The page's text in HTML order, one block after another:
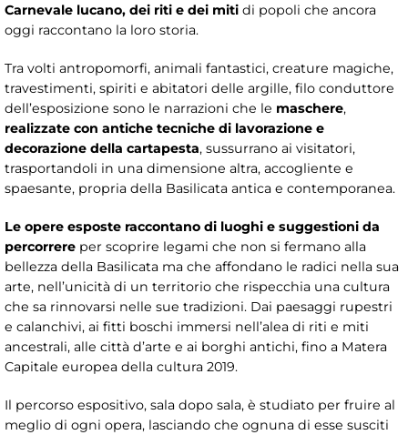
Carnevale lucano, dei riti e dei miti di popoli che ancora
oggi raccontano la loro storia.
Tra volti antropomorfi, animali fantastici, creature magiche,
travestimenti, spiriti e abitatori delle argille, filo conduttore
dell’esposizione sono le narrazioni che le maschere,
realizzate con antiche tecniche di lavorazione e
decorazione della cartapesta, sussurrano ai visitatori,
trasportandoli in una dimensione altra, accogliente e
spaesante, propria della Basilicata antica e contemporanea.
Le opere esposte raccontano di luoghi e suggestioni da
percorrere per scoprire legami che non si fermano alla
bellezza della Basilicata ma che affondano le radici nella sua
arte, nell’unicità di un territorio che rispecchia una cultura
che sa rinnovarsi nelle sue tradizioni. Dai paesaggi rupestri
e calanchivi, ai fitti boschi immersi nell’alea di riti e miti
ancestrali, alle città d’arte e ai borghi antichi, fino a Matera
Capitale europea della cultura 2019.
Il percorso espositivo, sala dopo sala, è studiato per fruire al
meglio di ogni opera, lasciando che ognuna di esse susciti